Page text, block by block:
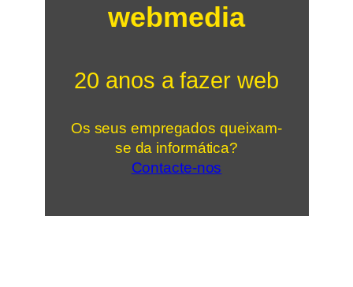
webmedia
20 anos a fazer web
Os seus empregados queixam-
se da informática?
Contacte-nos